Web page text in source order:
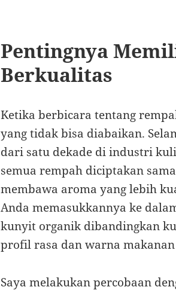
Pentingnya
Berkualitas
Ketika berbicara tentang
yang tidak bisa diabaikan.
dari satu dekade di industri
semua rempah diciptakan
membawa aroma yang lebih
Anda memasukkannya ke
kunyit organik dibandingkan
profil rasa dan warna
Saya melakukan percobaan